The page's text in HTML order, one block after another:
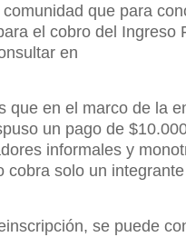
que para
el cobro del Ingreso
en
que en el marco de la
un pago de
informales y
cobra solo un
se puede